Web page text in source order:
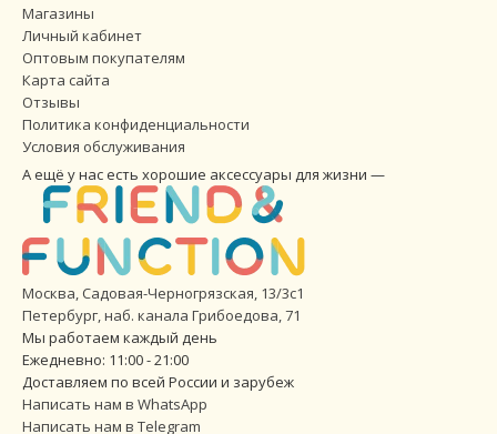
Магазины
Личный кабинет
Оптовым покупателям
Карта сайта
Отзывы
Политика конфиденциальности
Условия обслуживания
А ещё у нас есть хорошие аксессуары для жизни —
Москва, Садовая-Черногрязская, 13/3с1
Петербург,наб. канала Грибоедова, 71
Мы работаем каждый день
Ежедневно: 11:00 - 21:00
Доставляем по всей России и зарубеж
Написать нам в WhatsApp
Написать нам в Telegram